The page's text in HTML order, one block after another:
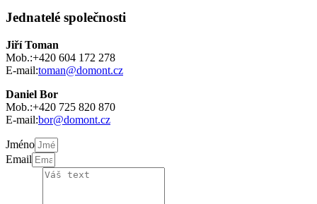
Jednatelé společnosti
Jiří Toman
Mob.:+420 604 172 278
E-mail:toman@domont.cz
Daniel Bor
Mob.:+420 725 820 870
E-mail:bor@domont.cz
Jméno
Email